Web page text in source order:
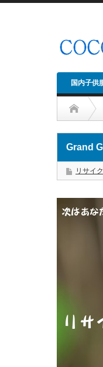
国内子供
Grand
リサイ